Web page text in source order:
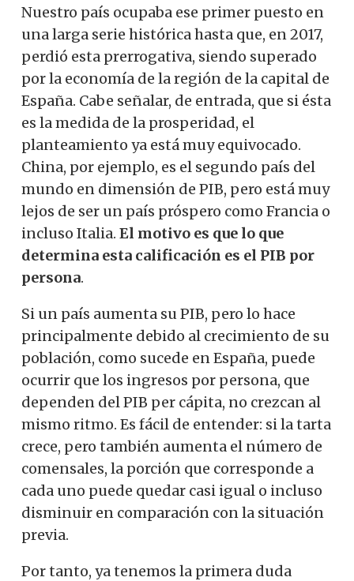
Nuestro país ocupaba ese primer puesto en
una larga serie histórica hasta que, en 2017,
perdió esta prerrogativa, siendo superado
por la economía de la región de la capital de
España. Cabe señalar, de entrada, que si ésta
es la medida de la prosperidad, el
planteamiento ya está muy equivocado.
China, por ejemplo, es el segundo país del
mundo en dimensión de PIB, pero está muy
lejos de ser un país próspero como Francia o
incluso Italia. El motivo es que lo que
determina esta calificación es el PIB por
persona.
Si un país aumenta su PIB, pero lo hace
principalmente debido al crecimiento de su
población, como sucede en España, puede
ocurrir que los ingresos por persona, que
dependen del PIB per cápita, no crezcan al
mismo ritmo. Es fácil de entender: si la tarta
crece, pero también aumenta el número de
comensales, la porción que corresponde a
cada uno puede quedar casi igual o incluso
disminuir en comparación con la situación
previa.
Por tanto, ya tenemos la primera duda